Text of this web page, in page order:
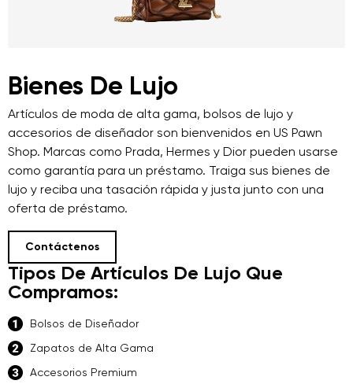
Bienes De Lujo
Artículos de moda de alta gama, bolsos de lujo y
accesorios de diseñador son bienvenidos en US Pawn
Shop. Marcas como Prada, Hermes y Dior pueden usarse
como garantía para un préstamo. Traiga sus bienes de
lujo y reciba una tasación rápida y justa junto con una
oferta de préstamo.
Contáctenos
Tipos De Artículos De Lujo Que
Compramos:
Bolsos de Diseñador
Zapatos de Alta Gama
Accesorios Premium